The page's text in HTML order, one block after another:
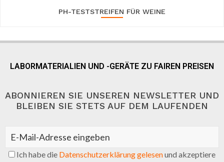
PH-TESTSTREIFEN FÜR WEINE
LABORMATERIALIEN UND -GERÄTE ZU FAIREN PREISEN
ABONNIEREN SIE UNSEREN NEWSLETTER UND
BLEIBEN SIE STETS AUF DEM LAUFENDEN
Ich habe die Datenschutzerklärung gelesenund akzeptiere